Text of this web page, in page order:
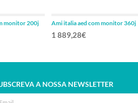
monitor 200j Ami italia aed com monitor 360j
1 889,28€
A NOSSA NEWSLETTER